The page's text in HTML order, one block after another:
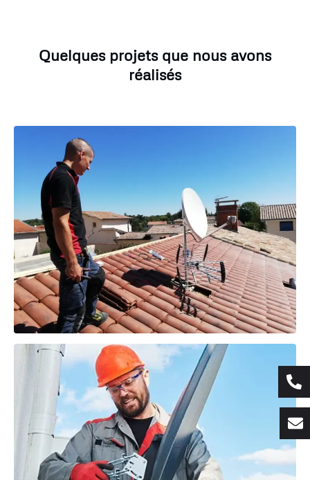
Quelques projets que nous avons
réalisés